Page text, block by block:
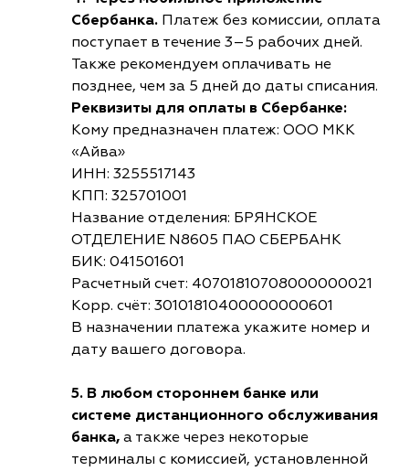
Сбербанка. Платеж без комиссии, оплата
поступает в течение 3–5 рабочих дней.
Также рекомендуем оплачивать не
позднее, чем за 5 дней до даты списания.
Реквизиты для оплаты в Сбербанке:
Кому предназначен платеж: ООО МКК
«Айва»
ИНН: 3255517143
КПП: 325701001
Название отделения: БРЯНСКОЕ
ОТДЕЛЕНИЕ N8605 ПАО СБЕРБАНК
БИК: 041501601
Расчетный счет: 40701810708000000021
Корр. счёт: 30101810400000000601
В назначении платежа укажите номер и
дату вашего договора.
5. В любом стороннем банке или
системе дистанционного обслуживания
банка, а также через некоторые
терминалы с комиссией, установленной